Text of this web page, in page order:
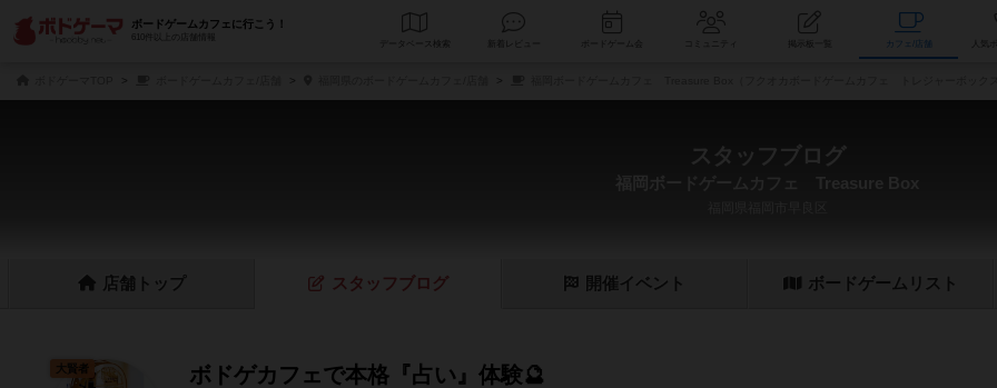
ボードゲームカフェに行こう！
610件以上の店舗情報
データベース コミュニティ 掲示板一覧
スタッフブログ
店舗 トップ スタッフ ブログ 開催イベント ボードゲーム リスト
ボドゲカフェで本格『占い』体験🔮
大賢者